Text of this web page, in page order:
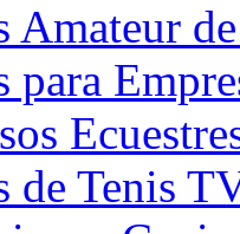
Amateur
para
de Tenis